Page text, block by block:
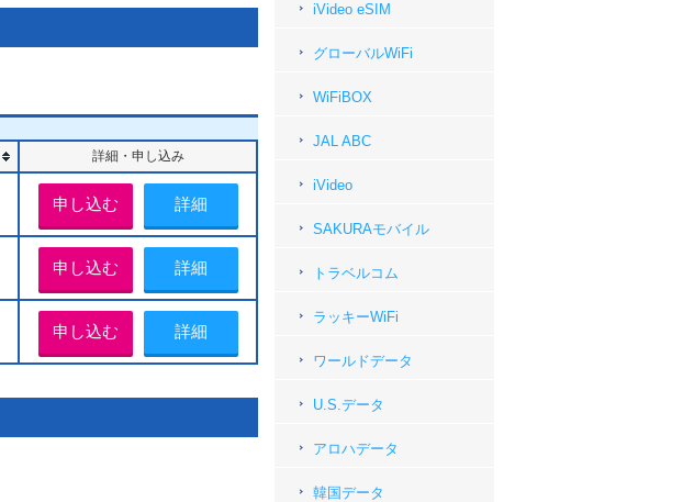
詳細・申し込み
申し込む 詳細
申し込む 詳細
申し込む 詳細
iVideo eSIM
グローバルWiFi
WiFiBOX
JAL ABC
iVideo
SAKURAモバイル
トラベルコム
ラッキーWiFi
ワールドデータ
U.S.データ
アロハデータ
韓国データ